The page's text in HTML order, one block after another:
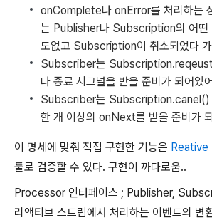
onComplete나 onError를 처리하는
는 Publisher나 Subscription의 어떤
도없고 Subscription이 취소되었다
Subscriber는
나 종료 시그널을 받을 준비가 되어있
Subscriber는 Subscription.canel()
한 개 이상의 onNext를 받을 준비가
이 명세에 맞춰 직접 구현한 기능은
툴로 검증할 수 있다. 구현이 까다로움..
Processor 인터페이스 ; Publisher,
리액티브 스트림에서 처리하는 이벤트의 변